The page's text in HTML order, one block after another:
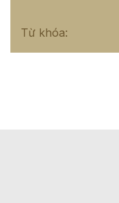
Từ khóa: